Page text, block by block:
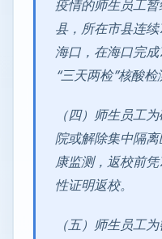
疫情的师生员工
县，所在市县连
海口，在海口完
“三天两检”核酸检
（四）师生员工
院或解除集中隔
康监测，返校前
性证明返校。
（五）师生员工